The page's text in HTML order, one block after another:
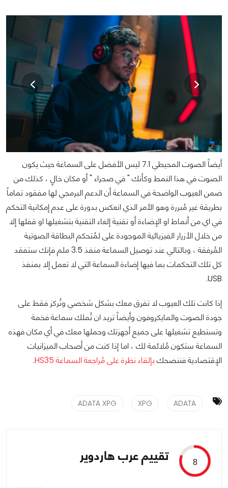
أيضاً الصوت المحيطي 7.1 ليس الأفضل على السماعة حيث يكون
الصوت في هذا النمط وكأنك " في صحراء " أو مكان خالٍ ، كذلك من
ضمن العيوب الواضحة في السماعة أن الدعم البرمجي لها مفقود تماماً
بطريقة غير مُبررة وهو الأمر الذي انعكس بدورة على عدم إمكانية التحكم
في اي من أنماط او الإضاءة أو تقنية إلغاء التقنية بتشغيلها او قفلها إلا
من خلال الأزرار الفيزيائية الموجودة على لمُتحكم البطاقة الصوتية
المُرفقة ، وبالتالي عند توصيل السماعة منفذ 3.5 ملم فإنك ستفقد
كل تلك التحكمات بما فيها إضاءة السماعة التي لا تعمل إلا بمنفذ
USB.
إذا كانت تلك العيوب لا تفرق معك بشكل شخصي وتُركز فقط على
جودة الصوت والمايكروفون وأيضاً تريد ان تُملك سماعة فخمة
وتستطيع تشغيلها على جميع أجهزتك وحملها معك في أي مكان فهذه
السماعة ستكون مُلائمة لك ، اما إذا كنت من أصحاب الميزانيات
الإقتصادية فننصحك بإلقاء نظرة على مُراجعة السماعة HS35 .
ADATA
XPG
ADATA XPG
8 تقييم عرب هاردوير